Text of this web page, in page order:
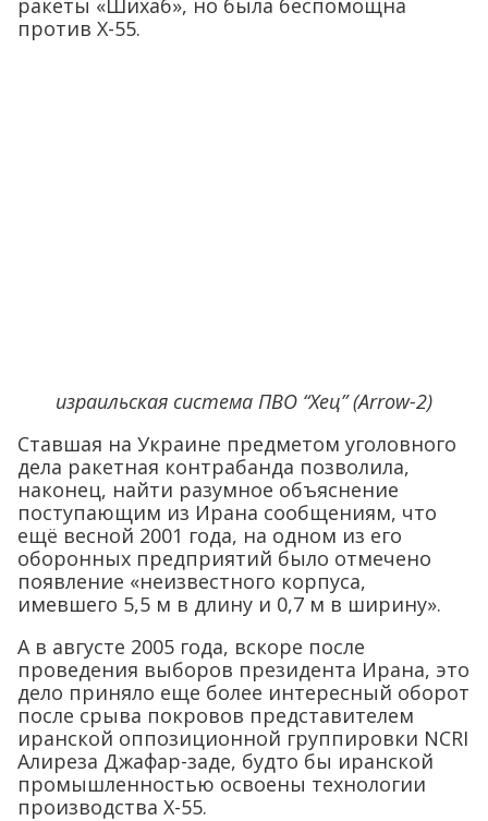
против Х-55.
израильская система ПВО “Хец” (Arrow-2)
Ставшая на Украине предметом уголовного
дела ракетная контрабанда позволила,
наконец, найти разумное объяснение
поступающим из Ирана сообщениям, что
ещё весной 2001 года, на одном из его
оборонных предприятий было отмечено
появление «неизвестного корпуса,
имевшего 5,5 м в длину и 0,7 м в ширину».
А в августе 2005 года, вскоре после
проведения выборов президента Ирана, это
дело приняло еще более интересный оборот
после срыва покровов представителем
иранской оппозиционной группировки NCRI
Алиреза Джафар-заде, будто бы иранской
промышленностью освоены технологии
производства Х-55.